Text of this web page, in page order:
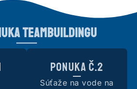
teambuildingu
Ponuka č.2
Súťaže na vode na